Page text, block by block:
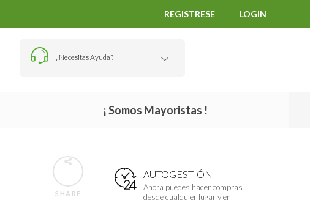
REGISTRESE LOGIN
¿Necesitas Ayuda?
¡ Somos Mayoristas !
AUTOGESTIÓN
Ahora puedes hacer compras
desde cualquier lugar y en
SHARE